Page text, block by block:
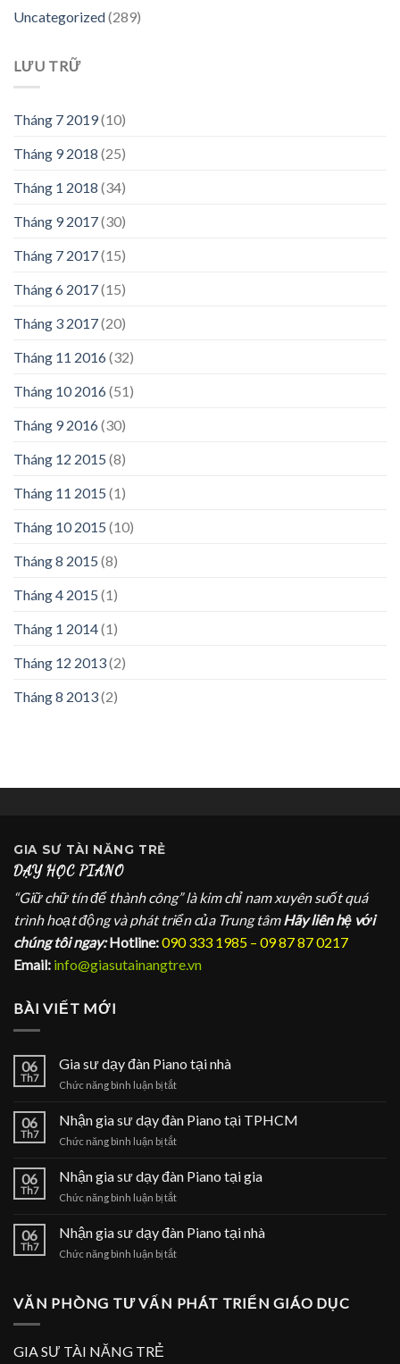
Uncategorized(289)
LƯU TRỮ
Tháng 7 2019(10)
Tháng 9 2018 (25)
Tháng 1 2018 (34)
Tháng 9 2017(30)
Tháng 7 2017(15)
Tháng 6 2017(15)
Tháng 3 2017(20)
Tháng 11 2016(32)
Tháng 10 2016(51)
Tháng 9 2016(30)
Tháng 12 2015 (8)
Tháng 11 2015 (1)
Tháng 10 2015 (10)
Tháng 8 2015 (8)
Tháng 4 2015 (1)
Tháng 1 2014(1)
Tháng 12 2013(2)
Tháng 8 2013(2)
GIA SƯ TÀI NĂNG TRẺ
DẠY HỌC PIANO
“Giữ chữ tín để thành công” là kim chỉ nam xuyên suốt quá
trình hoạt động và phát triển của Trung tâm Hãy liên hệ với
chúng tôi ngay: Hotline:090 333 1985 – 09 87 87 0217
Email: info@giasutainangtre.vn
BÀI VIẾT MỚI
06
Th7
Gia sư dạy đàn Piano tại nhà
Chức năng bình luận bị tắtở
dạy
đàn
tại
06
Th7
Nhận gia sư dạy đàn Piano tại TPHCM
Chức năng bình luận bị tắtở
gia
sư
dạy
Piano
TPHCM
06
Th7
Nhận gia sư dạy đàn Piano tại gia
Chức năng bình luận bị tắtở
gia
sư
dạy
tại
06
Th7
Nhận gia sư dạy đàn Piano tại nhà
Chức năng bình luận bị tắtở
sư
VĂN PHÒNG TƯ VẤN PHÁT TRIỂN GIÁO DỤC
GIA SƯ TÀI NĂNG TRẺ